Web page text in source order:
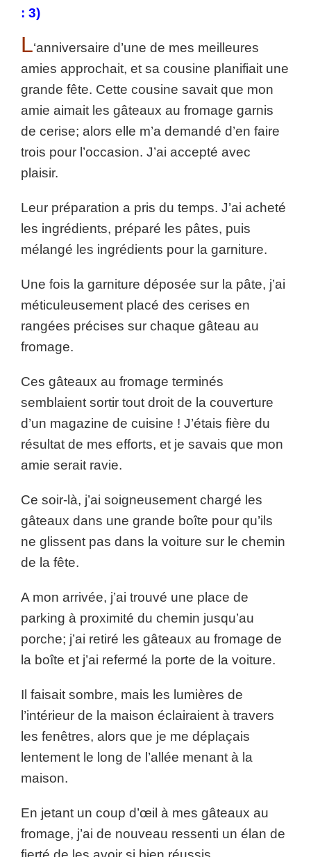
: 3)
L‘anniversaire d’une de mes meilleures
amies approchait, et sa cousine planifiait une
grande fête. Cette cousine savait que mon
amie aimait les gâteaux au fromage garnis
de cerise; alors elle m’a demandé d’en faire
trois pour l’occasion. J’ai accepté avec
plaisir.
Leur préparation a pris du temps. J’ai acheté
les ingrédients, préparé les pâtes, puis
mélangé les ingrédients pour la garniture.
Une fois la garniture déposée sur la pâte, j’ai
méticuleusement placé des cerises en
rangées précises sur chaque gâteau au
fromage.
Ces gâteaux au fromage terminés
semblaient sortir tout droit de la couverture
d’un magazine de cuisine ! J’étais fière du
résultat de mes efforts, et je savais que mon
amie serait ravie.
Ce soir-là, j’ai soigneusement chargé les
gâteaux dans une grande boîte pour qu’ils
ne glissent pas dans la voiture sur le chemin
de la fête.
A mon arrivée, j’ai trouvé une place de
parking à proximité du chemin jusqu’au
porche; j’ai retiré les gâteaux au fromage de
la boîte et j’ai refermé la porte de la voiture.
Il faisait sombre, mais les lumières de
l’intérieur de la maison éclairaient à travers
les fenêtres, alors que je me déplaçais
lentement le long de l’allée menant à la
maison.
En jetant un coup d’œil à mes gâteaux au
fromage, j’ai de nouveau ressenti un élan de